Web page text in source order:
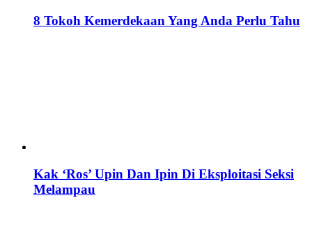
8 Tokoh Kemerdekaan Yang Anda Perlu Tahu
Kak ‘Ros’ Upin Dan Ipin Di Eksploitasi Seksi
Melampau